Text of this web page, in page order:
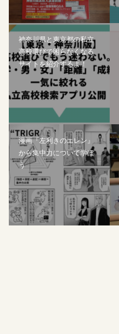
神奈川県と東京都の私立
高校選びで困らなくなる
サイトを紹介するよ！
漫画『左利きのエレン』
から集中力について学ぼ
う